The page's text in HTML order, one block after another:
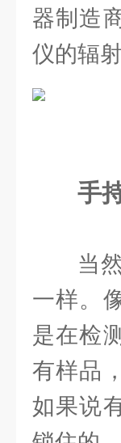
器制造
仪的辐
手
当
一样。
是在检
有样品
如果说